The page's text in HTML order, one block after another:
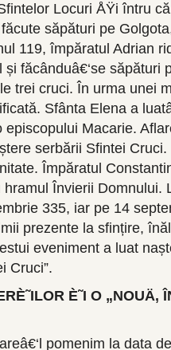
Locuri ÅŸi întru
săpături pe
119, împăratul Adrian
și făcânduâ€‘se săpături
trei cruci. În urma unei
Sfânta Elena a
episcopului Macarie.
serbării Sfintei
Împăratul
hramul Învierii Domnului.
335, iar pe 14
prezente la sfințire,
eveniment a luat
Cruci”.
È˜I O „NOUÄ‚
pomenim la data